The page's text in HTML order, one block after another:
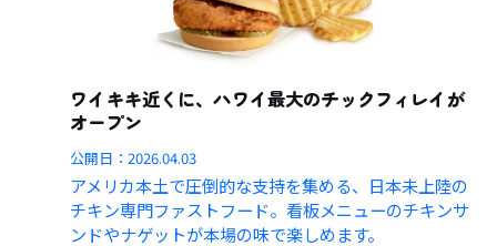
ワイキキ近くに、ハワイ最大のチックフィレイが
オープン
公開日：2026.04.03
アメリカ本土で圧倒的な支持を集める、日本未上陸の
チキン専門ファストフード。看板メニューのチキンサ
ンドやナゲットが本場の味で楽しめます。